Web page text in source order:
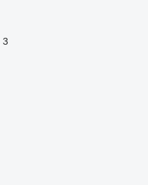
3